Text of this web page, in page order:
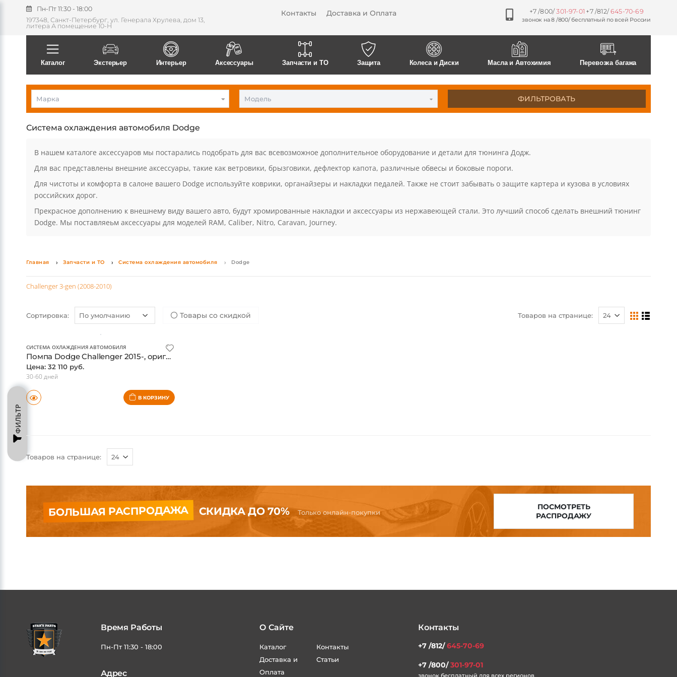
ФИЛЬТР
+7 /800/301-97-01 +7 /812/645-70-69
звонок на 8 /800/ бесплатный по всей России
Пн-Пт 11:30 - 18:00
197348, Санкт-Петербург, ул. Генерала Хрулева, дом 13,
литера А помещение 10-Н
Контакты Доставка и Оплата
Каталог Экстерьер Интерьер Аксессуары Запчасти и ТО Защита Колеса и Диски Масла и Автохимия Перевозка багажа
Марка Модель ФИЛЬТРОВАТЬ
Система охлаждения автомобиля Dodge
В нашем каталоге аксессуаров мы постарались подобрать для вас всевозможное дополнительное оборудование и детали для тюнинга Додж.
Для вас представлены внешние аксессуары, такие как ветровики, брызговики, дефлектор капота, различные обвесы и боковые пороги.
Для чистоты и комфорта в салоне вашего Dodge используйте коврики, органайзеры и накладки педалей. Также не стоит забывать о защите картера и кузова в условиях
российских дорог.
Прекрасное дополнению к внешнему виду вашего авто, будут хромированные накладки и аксессуары из нержавеющей стали. Это лучший способ сделать внешний тюнинг
Dodge. Мы поставляеьм аксессуары для моделей RAM, Caliber, Nitro, Caravan, Journey.
Главная Запчасти и ТО Система охлаждения автомобиля Dodge
Challenger 3-gen (2008-2010)
Сортировка: Товары со скидкой Товаров на странице:
СИСТЕМА ОХЛАЖДЕНИЯ АВТОМОБИЛЯ
Помпа Dodge Challenger 2015-, оригинал
Цена: 32 110 руб.
30-60 дней
В КОРЗИНУ
Товаров на странице:
БОЛЬШАЯ РАСПРОДАЖА СКИДКА ДО 70% Только онлайн-покупки
ПОСМОТРЕТЬ
РАСПРОДАЖУ
Время Работы
Пн-Пт 11:30 - 18:00
Адрес
О Сайте
Каталог
Доставка и
Оплата
Контакты
Статьи
Контакты
+7 /812/645-70-69
+7 /800/301-97-01
звонок бесплатный для всех регионов